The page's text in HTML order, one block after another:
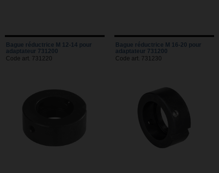
Bague réductrice M 12-14 pour
adaptateur 731200
Code art. 731220
Bague réductrice M 16-20 pour
adaptateur 731200
Code art. 731230